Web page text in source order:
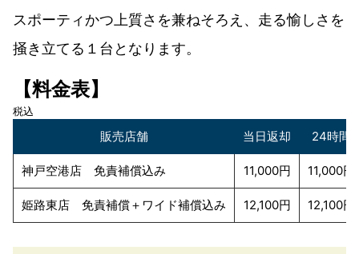
スポーティかつ上質さを兼ねそろえ、走る愉しさを
掻き立てる１台となります。
【料金表】
税込
販売店舗 当日返却 24時間
神戸空港店 免責補償込み 11,000円 11,000円
姫路東店 免責補償＋ワイド補償込み 12,100円 12,100円